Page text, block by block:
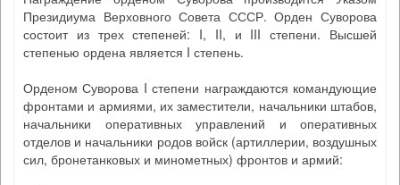
Президиума Верховного Совета СССР. Орден Суворова
состоит из трех степеней: I, II, и III степени. Высшей
степенью ордена является I степень.
Орденом Суворова I степени награждаются командующие
фронтами и армиями, их заместители, начальники штабов,
начальники оперативных управлений и оперативных
отделов и начальники родов войск (артиллерии, воздушных
сил, бронетанковых и минометных) фронтов и армий: